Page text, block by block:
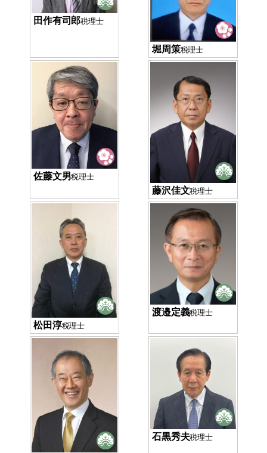
田作有司郎税理士
堀周策税理士
佐藤文男税理士
藤沢佳文税理士
松田淳税理士
渡邉定義税理士
石黒秀夫税理士